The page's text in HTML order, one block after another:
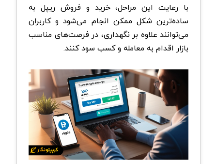
با رعایت این مراحل، خرید و فروش ریپل به
ساده‌ترین شکل ممکن انجام می‌شود و کاربران
می‌توانند علاوه بر نگهداری، در فرصت‌های مناسب
بازار اقدام به معامله و کسب سود کنند.